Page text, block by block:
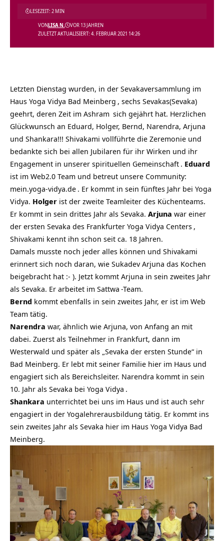
ZULETZT AKTUALISIERT: 4. FEBRUAR 2021 14:26
VONLISA N. VOR 13 JAHREN
LESEZEIT: 2 MIN
Letzten Dienstag wurden, in der Sevakaversammlung im
Haus Yoga Vidya Bad Meinberg , sechs Sevakas(Sevaka)
geehrt, deren Zeit im Ashram sich gejährt hat. Herzlichen
Glückwunsch an Eduard, Holger, Bernd, Narendra, Arjuna
und Shankara!!! Shivakami vollführte die Zeremonie und
bedankte sich bei allen Jubilaren für ihr Wirken und ihr
Engagement in unserer spirituellen Gemeinschaft . Eduard
ist im Web2.0 Team und betreut unsere Community:
mein.yoga-vidya.de . Er kommt in sein fünftes Jahr bei Yoga
Vidya. Holger ist der zweite Teamleiter des Küchenteams.
Er kommt in sein drittes Jahr als Sevaka. Arjuna war einer
der ersten Sevaka des Frankfurter Yoga Vidya Centers ,
Shivakami kennt ihn schon seit ca. 18 Jahren.
Damals musste noch jeder alles können und Shivakami
erinnert sich noch daran, wie Sukadev Arjuna das Kochen
beigebracht hat :- ). Jetzt kommt Arjuna in sein zweites Jahr
als Sevaka. Er arbeitet im Sattwa -Team.
Bernd kommt ebenfalls in sein zweites Jahr, er ist im Web
Team tätig.
Narendra war, ähnlich wie Arjuna, von Anfang an mit
dabei. Zuerst als Teilnehmer in Frankfurt, dann im
Westerwald und später als „Sevaka der ersten Stunde“ in
Bad Meinberg. Er lebt mit seiner Familie hier im Haus und
engagiert sich als Bereichsleiter. Narendra kommt in sein
10. Jahr als Sevaka bei Yoga Vidya .
Shankara unterrichtet bei uns im Haus und ist auch sehr
engagiert in der Yogalehrerausbildung tätig. Er kommt ins
sein zweites Jahr als Sevaka hier im Haus Yoga Vidya Bad
Meinberg.